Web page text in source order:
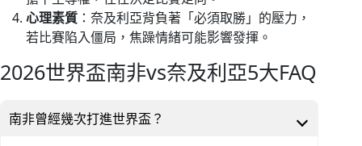
心理素質 ：奈及利亞背負著「必須取勝」的壓力，
若比賽陷入僵局，焦躁情緒可能影響發揮。
2026世界盃南非vs奈及利亞5大FAQ
南非曾經幾次打進世界盃？